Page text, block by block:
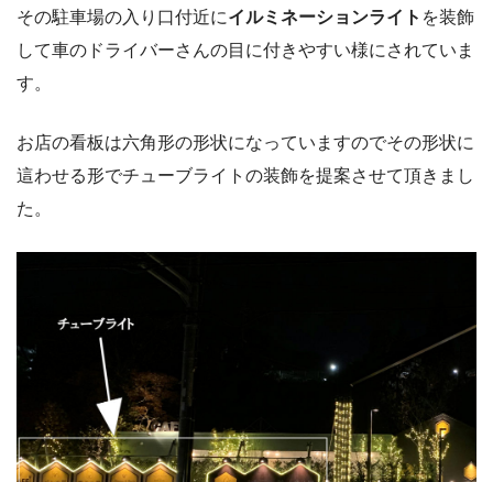
その駐車場の入り口付近にイルミネーションライト を装飾
して車のドライバーさんの目に付きやすい様にされていま
す。
お店の看板は六角形の形状になっていますのでその形状に
這わせる形でチューブライトの装飾を提案させて頂きまし
た。